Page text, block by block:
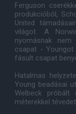
Ferguson
produkcióból,
United
világot. A
nyomásnak
csapat - Youngot
fásult csapat
Hatalmas
Young beadásai
Welbeck próbált
méterekkel